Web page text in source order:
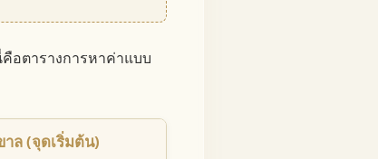
อตารางการหาค่าแบบ
ล (จุดเริ่มต้น)